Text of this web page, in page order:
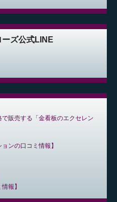
ズ公式LINE
販売する「金看板のエクセレン
ンの口コミ情報
情報